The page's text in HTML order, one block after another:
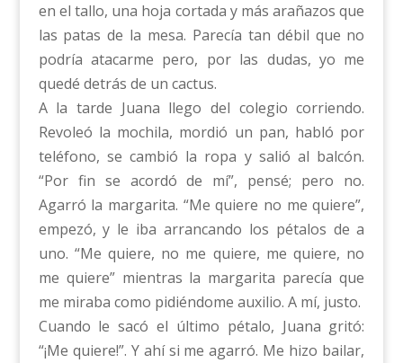
en el tallo, una hoja cortada y más arañazos que
las patas de la mesa. Parecía tan débil que no
podría atacarme pero, por las dudas, yo me
quedé detrás de un cactus.
A la tarde Juana llego del colegio corriendo.
Revoleó la mochila, mordió un pan, habló por
teléfono, se cambió la ropa y salió al balcón.
“Por fin se acordó de mí”, pensé; pero no.
Agarró la margarita. “Me quiere no me quiere”,
empezó, y le iba arrancando los pétalos de a
uno. “Me quiere, no me quiere, me quiere, no
me quiere” mientras la margarita parecía que
me miraba como pidiéndome auxilio. A mí, justo.
Cuando le sacó el último pétalo, Juana gritó:
“¡Me quiere!”. Y ahí si me agarró. Me hizo bailar,